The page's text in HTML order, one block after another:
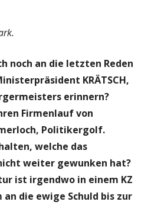
noch an die letzten Reden
KRÄTSCH,
erinnern?
Firmenlauf von
Politikergolf.
welche das
weiter gewunken hat?
ist irgendwo in einem KZ
die ewige Schuld bis zur